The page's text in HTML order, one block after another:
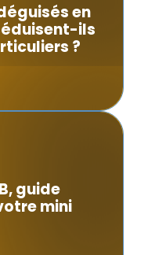
en
ils
?
guide
mini